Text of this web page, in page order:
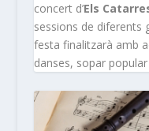
concert d’Els
sessions de diferents
festa finalitzarà amb
danses, sopar